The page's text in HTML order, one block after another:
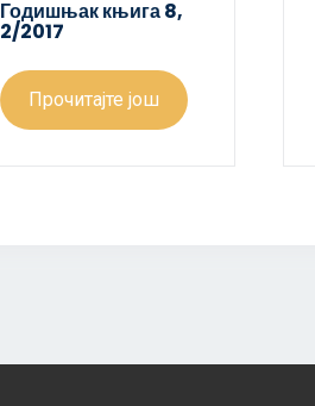
Годишњак књига 8,
2/2017
Прочитајте још